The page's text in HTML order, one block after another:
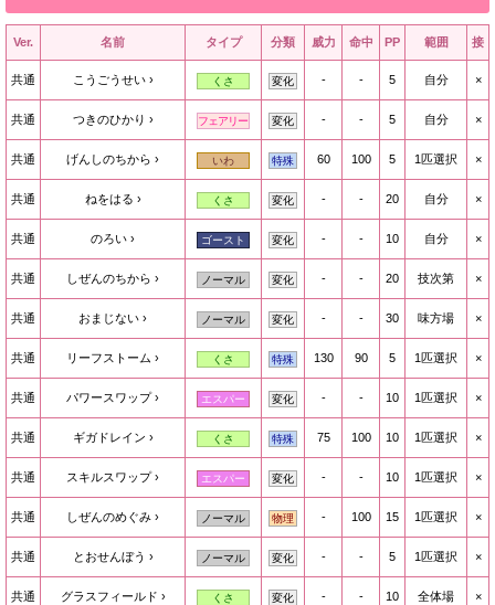
Ver. 名前 タイプ 分類 威力 命中 PP 範囲 接
共通 こうごうせい くさ 変化 - - 5 自分 ×
共通 つきのひかり フェアリー 変化 - - 5 自分 ×
共通 げんしのちから いわ 特殊 60 100 5 1匹選択 ×
共通 ねをはる くさ 変化 - - 20 自分 ×
共通 のろい ゴースト 変化 - - 10 自分 ×
共通 しぜんのちから ノーマル 変化 - - 20 技次第 ×
共通 おまじない ノーマル 変化 - - 30 味方場 ×
共通 リーフストーム くさ 特殊 130 90 5 1匹選択 ×
共通 パワースワップ エスパー 変化 - - 10 1匹選択 ×
共通 ギガドレイン くさ 特殊 75 100 10 1匹選択 ×
共通 スキルスワップ エスパー 変化 - - 10 1匹選択 ×
共通 しぜんのめぐみ ノーマル 物理 - 100 15 1匹選択 ×
共通 とおせんぼう ノーマル 変化 - - 5 1匹選択 ×
共通 グラスフィールド くさ 変化 - - 10 全体場 ×